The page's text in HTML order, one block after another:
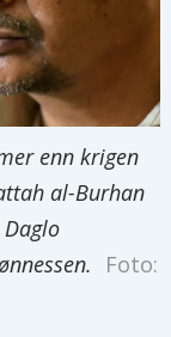
enn krigen
al-Burhan
Foto: